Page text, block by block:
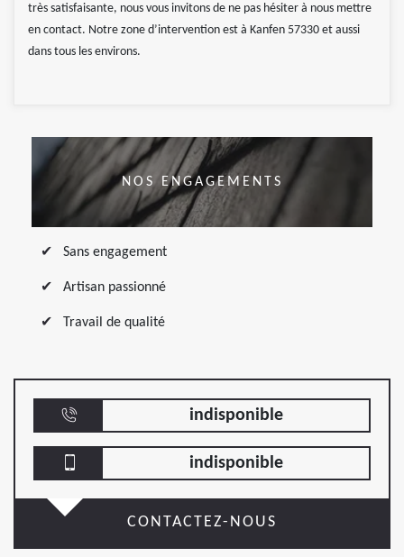
très satisfaisante, nous vous invitons de ne pas hésiter à nous mettre
en contact. Notre zone d’intervention est à Kanfen 57330 et aussi
dans tous les environs.
NOS ENGAGEMENTS
Sans engagement
Artisan passionné
Travail de qualité
indisponible
indisponible
CONTACTEZ-NOUS